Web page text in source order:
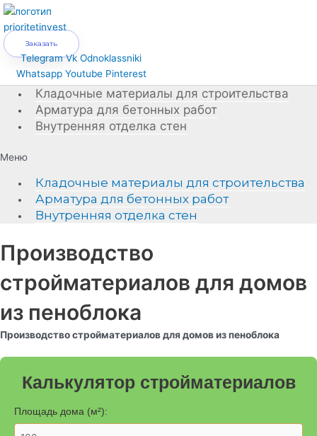
Перейти
содержимому
Заказать
Telegram Vk Odnoklassniki
Whatsapp Youtube Pinterest
Кладочные материалы для строительства
Арматура для бетонных работ
Внутренняя отделка стен
Меню
Кладочные материалы для строительства
Арматура для бетонных работ
Внутренняя отделка стен
Производство
стройматериалов для домов
из пеноблока
Производство стройматериалов для домов из пеноблока
Калькулятор стройматериалов
Площадь дома (м²):